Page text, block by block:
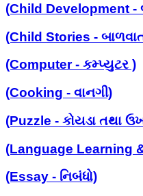
(Child Development -
(Child Stories -
(Computer - કમ્પ્યુટર )
(Cooking - વાનગી)
(Puzzle - કોયડા તથા
(Language Learning
(Essay - નિબંધો)